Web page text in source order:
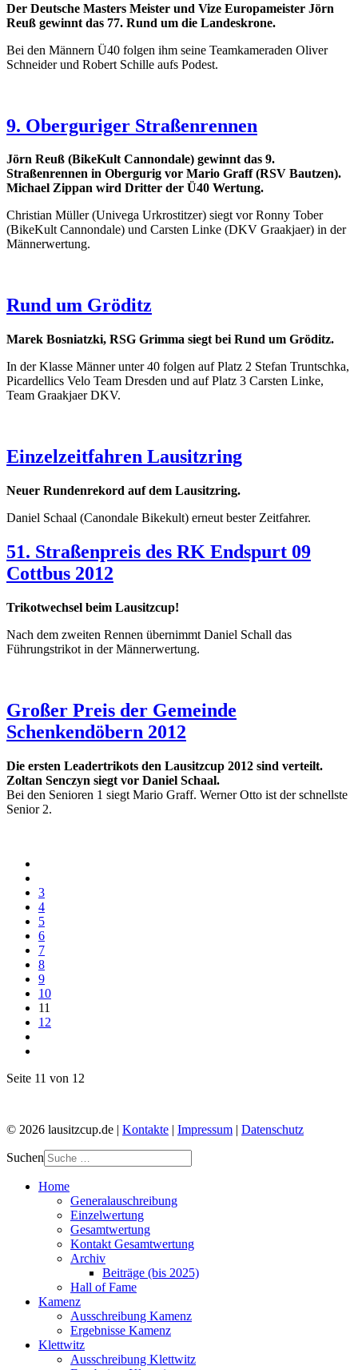
Der Deutsche Masters Meister und Vize Europameister Jörn
Reuß gewinnt das 77. Rund um die Landeskrone.
Bei den Männern Ü40 folgen ihm seine Teamkameraden Oliver
Schneider und Robert Schille aufs Podest.
9. Oberguriger Straßenrennen
Jörn Reuß (BikeKult Cannondale) gewinnt das 9.
Straßenrennen in Obergurig vor Mario Graff (RSV Bautzen).
Michael Zippan wird Dritter der Ü40 Wertung.
Christian Müller (Univega Urkrostitzer) siegt vor Ronny Tober
(BikeKult Cannondale) und Carsten Linke (DKV Graakjaer) in der
Männerwertung.
Rund um Gröditz
Marek Bosniatzki, RSG Grimma siegt bei Rund um Gröditz.
In der Klasse Männer unter 40 folgen auf Platz 2 Stefan Truntschka,
Picardellics Velo Team Dresden und auf Platz 3 Carsten Linke,
Team Graakjaer DKV.
Einzelzeitfahren Lausitzring
Neuer Rundenrekord auf dem Lausitzring.
Daniel Schaal (Canondale Bikekult) erneut bester Zeitfahrer.
51. Straßenpreis des RK Endspurt 09
Cottbus 2012
Trikotwechsel beim Lausitzcup!
Nach dem zweiten Rennen übernimmt Daniel Schall das
Führungstrikot in der Männerwertung.
Großer Preis der Gemeinde
Schenkendöbern 2012
Die ersten Leadertrikots den Lausitzcup 2012 sind verteilt.
Zoltan Senczyn siegt vor Daniel Schaal.
Bei den Senioren 1 siegt Mario Graff. Werner Otto ist der schnellste
Senior 2.
3
4
5
6
7
8
9
10
11
12
Seite 11 von 12
© 2026 lausitzcup.de | Kontakte | Impressum | Datenschutz
Suchen
Home
Generalauschreibung
Einzelwertung
Gesamtwertung
Kontakt Gesamtwertung
Archiv
Beiträge (bis 2025)
Hall of Fame
Kamenz
Ausschreibung Kamenz
Ergebnisse Kamenz
Klettwitz
Ausschreibung Klettwitz